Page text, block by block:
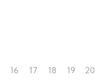
16 17 18 19 20